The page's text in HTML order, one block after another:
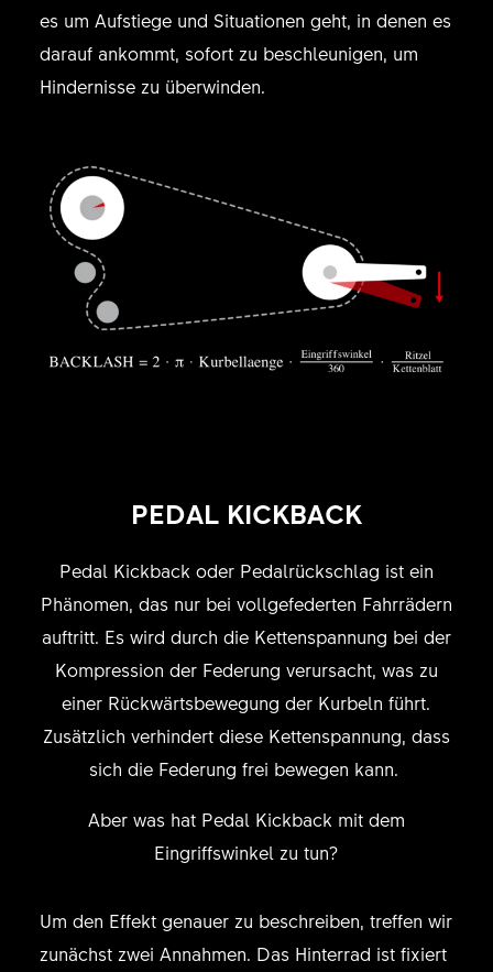
es um Aufstiege und Situationen geht, in denen es
darauf ankommt, sofort zu beschleunigen, um
Hindernisse zu überwinden.
PEDAL KICKBACK
Pedal Kickback oder Pedalrückschlag ist ein
Phänomen, das nur bei vollgefederten Fahrrädern
auftritt. Es wird durch die Kettenspannung bei der
Kompression der Federung verursacht, was zu
einer Rückwärtsbewegung der Kurbeln führt.
Zusätzlich verhindert diese Kettenspannung, dass
sich die Federung frei bewegen kann.
Aber was hat Pedal Kickback mit dem
Eingriffswinkel zu tun?
Um den Effekt genauer zu beschreiben, treffen wir
zunächst zwei Annahmen. Das Hinterrad ist fixiert